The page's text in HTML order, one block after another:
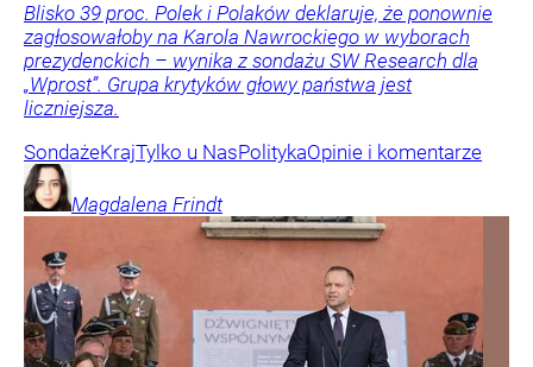
Blisko 39 proc. Polek i Polaków deklaruje, że ponownie
zagłosowałoby na Karola Nawrockiego w wyborach
prezydenckich – wynika z sondażu SW Research dla
„Wprost”. Grupa krytyków głowy państwa jest
liczniejsza.
SondażeKrajTylko u NasPolitykaOpinie i komentarze
Magdalena Frindt